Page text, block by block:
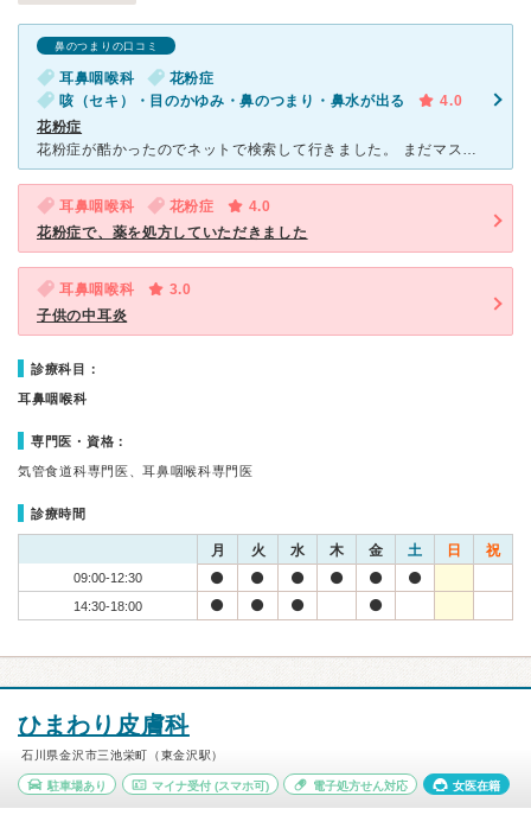
鼻のつまりの口コミ
耳鼻咽喉科
花粉症
咳（セキ）・目のかゆみ・鼻のつまり・鼻水が出る
4.0
花粉症
花粉症が酷かったのでネットで検索して行きました。 まだマスクは着用しなきゃいけないみたいで、持っていなかったのですが病院からくれました。 初診でも待ち時間は15分ほどで、アレルギー検査も一緒にしま
耳鼻咽喉科 花粉症
4.0
花粉症で、薬を処方していただきました
耳鼻咽喉科
3.0
子供の中耳炎
診療科目：
耳鼻咽喉科
専門医・資格：
気管食道科専門医、耳鼻咽喉科専門医
診療時間
月 火 水 木 金 土 日 祝
09:00-12:30
14:30-18:00
ひまわり皮膚科
石川県金沢市三池栄町（東金沢駅）
駐車場あり マイナ受付(スマホ可) 電子処方せん対応 女医在籍